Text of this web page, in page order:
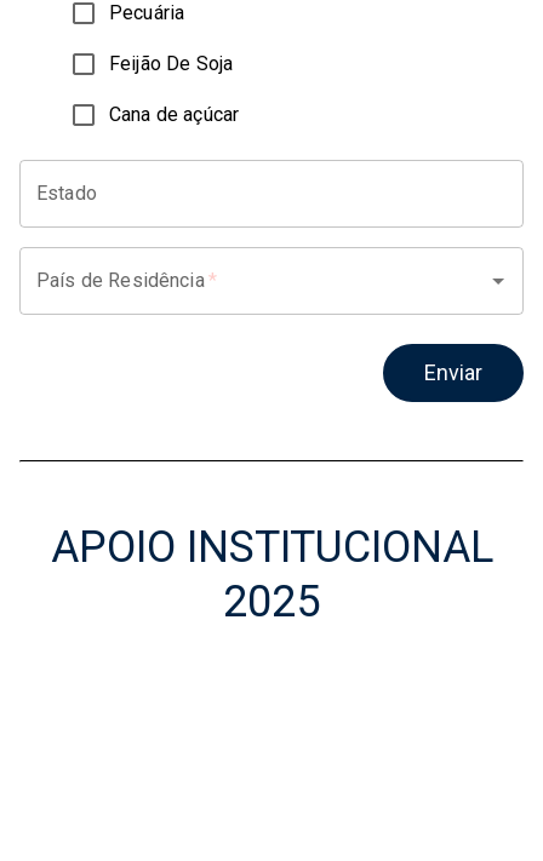
Pecuária
Feijão De Soja
Cana de açúcar
Estado
País de Residência*
Enviar
APOIO INSTITUCIONAL
2025